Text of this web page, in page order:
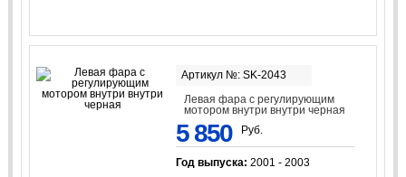
Артикул №: SK-2043
Левая фара с регулирующим
мотором внутри внутри черная
5 850 Руб.
Год выпуска: 2001 - 2003